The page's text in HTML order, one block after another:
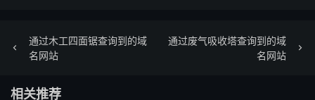
通过木工四面锯查询到的域
名网站
通过废气吸收塔查询到的域
名网站
相关推荐